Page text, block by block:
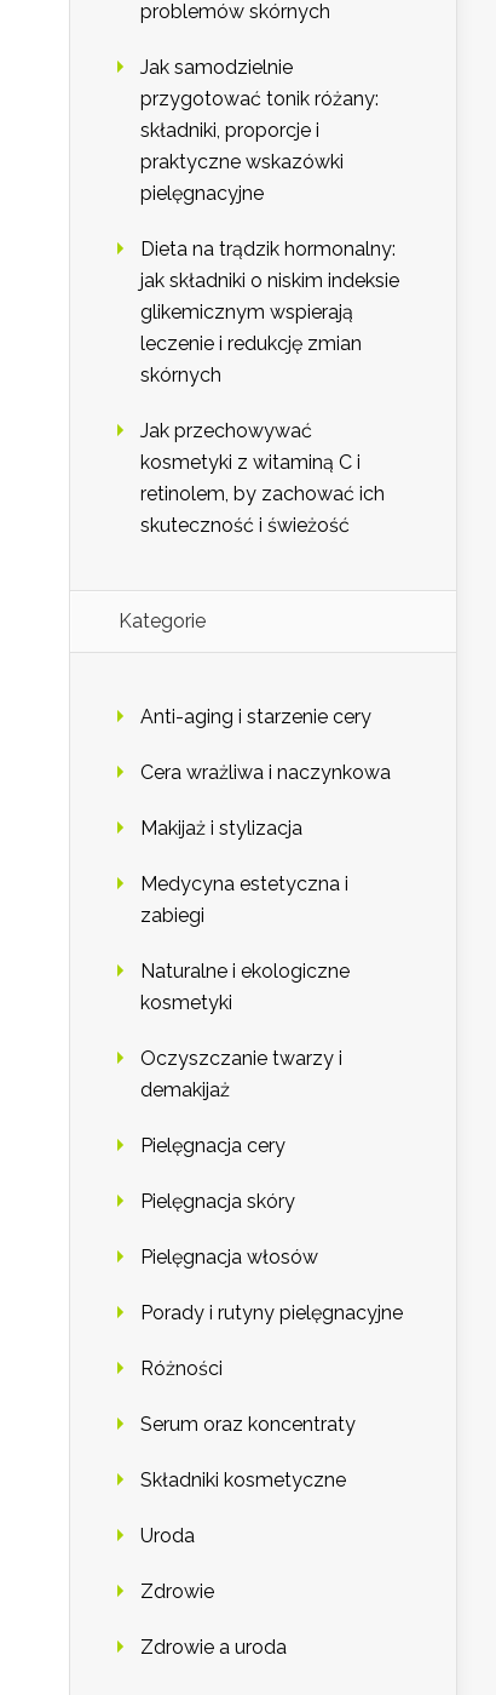
problemów skórnych
Jak samodzielnie
przygotować tonik różany:
składniki, proporcje i
praktyczne wskazówki
pielęgnacyjne
Dieta na trądzik hormonalny:
jak składniki o niskim indeksie
glikemicznym wspierają
leczenie i redukcję zmian
skórnych
Jak przechowywać
kosmetyki z witaminą C i
retinolem, by zachować ich
skuteczność i świeżość
Kategorie
Anti-aging i starzenie cery
Cera wrażliwa i naczynkowa
Makijaż i stylizacja
Medycyna estetyczna i
zabiegi
Naturalne i ekologiczne
kosmetyki
Oczyszczanie twarzy i
demakijaż
Pielęgnacja cery
Pielęgnacja skóry
Pielęgnacja włosów
Porady i rutyny pielęgnacyjne
Różności
Serum oraz koncentraty
Składniki kosmetyczne
Uroda
Zdrowie
Zdrowie a uroda